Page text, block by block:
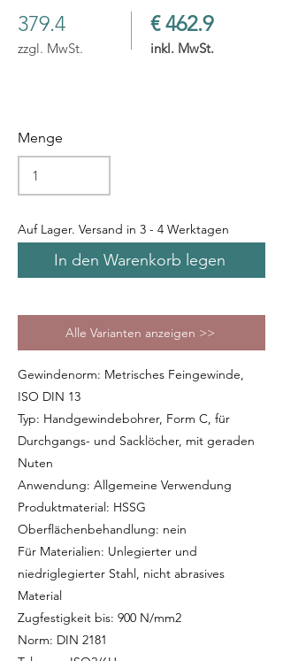
379.4
zzgl. MwSt.
€ 462.9
inkl. MwSt.
Menge
Auf Lager. Versand in 3 - 4 Werktagen
In den Warenkorb legen
Alle Varianten anzeigen >>
Gewindenorm: Metrisches Feingewinde,
ISO DIN 13
Typ: Handgewindebohrer, Form C, für
Durchgangs- und Sacklöcher, mit geraden
Nuten
Anwendung: Allgemeine Verwendung
Produktmaterial: HSSG
Oberflächenbehandlung: nein
Für Materialien: Unlegierter und
niedriglegierter Stahl, nicht abrasives
Material
Zugfestigkeit bis: 900 N/mm2
Norm: DIN 2181